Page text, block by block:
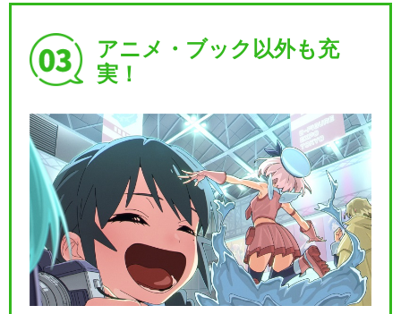
アニメ・ブック以外も充
実！